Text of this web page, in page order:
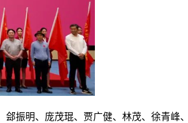
振明、庞茂琨、贾广健、林茂、徐青峰